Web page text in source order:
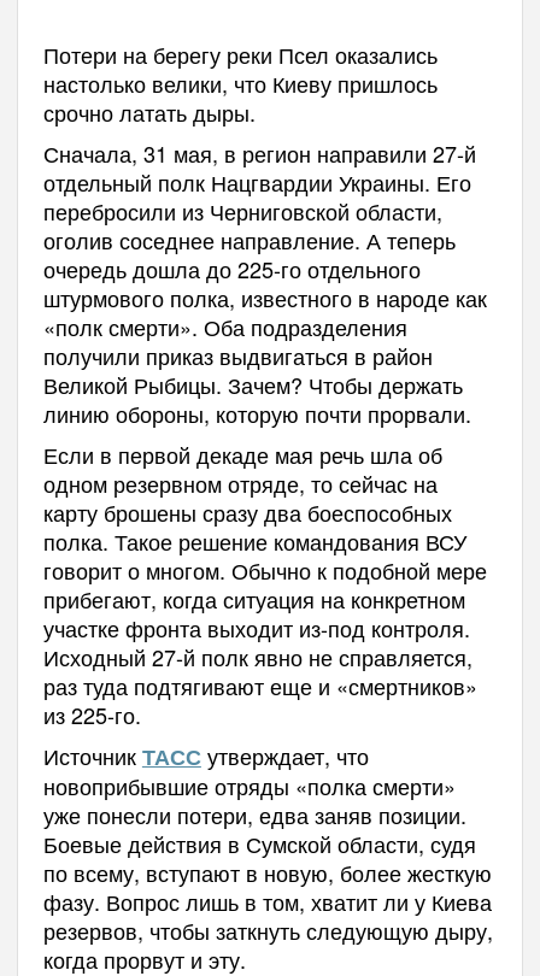
Потери на берегу реки Псел оказались
настолько велики, что Киеву пришлось
срочно латать дыры.
Сначала, 31 мая, в регион направили 27-й
отдельный полк Нацгвардии Украины. Его
перебросили из Черниговской области,
оголив соседнее направление. А теперь
очередь дошла до 225-го отдельного
штурмового полка, известного в народе как
«полк смерти». Оба подразделения
получили приказ выдвигаться в район
Великой Рыбицы. Зачем? Чтобы держать
линию обороны, которую почти прорвали.
Если в первой декаде мая речь шла об
одном резервном отряде, то сейчас на
карту брошены сразу два боеспособных
полка. Такое решение командования ВСУ
говорит о многом. Обычно к подобной мере
прибегают, когда ситуация на конкретном
участке фронта выходит из-под контроля.
Исходный 27-й полк явно не справляется,
раз туда подтягивают еще и «смертников»
из 225-го.
ИсточникТАССутверждает, что
новоприбывшие отряды «полка смерти»
уже понесли потери, едва заняв позиции.
Боевые действия в Сумской области, судя
по всему, вступают в новую, более жесткую
фазу. Вопрос лишь в том, хватит ли у Киева
резервов, чтобы заткнуть следующую дыру,
когда прорвут и эту.